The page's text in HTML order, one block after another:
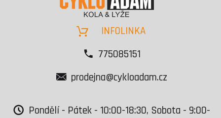
INFOLINKA
775085151
prodejna@cykloadam.cz
Pondělí - Pátek - 10:00-18:30, Sobota - 9:00-